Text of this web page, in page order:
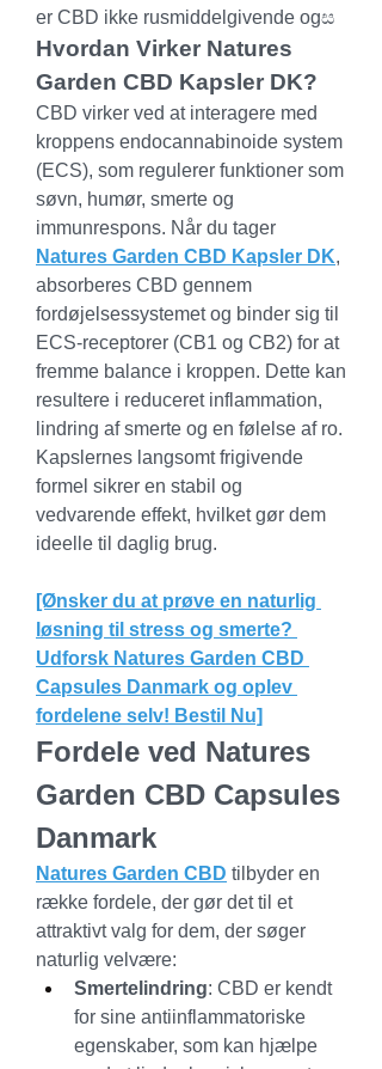
er CBD ikke rusmiddelgivende ogස‍‍‍‍‍‍‍‍‍‍‍‍‍‍‍‍‍‍‍‍‍‍‍‍‍‍‍‍‍‍‍‍‍‍‍‍‍‍‍‍‍‍‍‍‍‍‍‍‍‍‍‍‍‍‍‍‍‍‍‍‍‍‍‍‍‍‍‍‍‍‍‍‍‍‍‍‍‍‍‍‍‍‍‍‍‍‍‍‍‍‍‍‍‍‍‍‍‍‍‍‍‍‍‍‍‍‍‍‍‍‍‍‍‍‍‍‍‍‍‍‍‍‍‍‍‍‍‍‍‍‍‍‍‍‍‍‍‍‍‍‍‍‍‍‍‍‍‍‍‍‍‍‍‍‍‍‍‍‍‍‍‍‍‍‍‍‍‍‍‍‍‍‍‍‍‍‍‍‍‍‍‍‍‍‍‍‍‍‍‍‍‍‍‍‍‍‍‍‍‍‍‍‍‍‍‍‍‍‍‍‍‍‍‍‍‍‍‍‍‍‍‍‍‍‍‍‍‍‍‍‍‍‍‍‍‍‍‍‍‍‍‍‍‍‍‍‍‍‍‍‍‍‍‍‍‍‍‍‍‍‍‍‍‍‍‍‍‍‍‍‍‍‍‍‍‍‍‍‍‍‍‍‍‍‍‍‍‍‍‍‍‍‍‍‍‍‍‍‍‍‍‍‍‍‍‍‍‍‍‍‍‍‍‍‍‍‍‍‍‍‍‍‍‍‍‍‍‍‍‍‍‍‍‍‍‍‍‍‍‍‍‍‍‍‍‍‍‍‍‍‍‍‍‍‍‍‍‍‍‍‍‍‍‍‍‍‍‍‍‍‍‍‍‍‍‍‍‍‍‍‍‍‍‍‍‍‍‍‍‍‍‍‍‍‍‍‍‍‍‍‍‍‍‍‍‍‍‍‍‍‍‍‍‍‍‍‍‍‍‍‍‍‍‍‍‍‍‍‍‍‍‍‍‍‍‍‍‍‍‍‍‍‍‍‍‍‍‍‍‍‍‍‍‍‍‍‍‍‍‍‍‍‍‍‍‍‍‍‍‍‍‍‍‍‍‍‍‍‍‍‍‍‍‍‍‍‍‍‍‍‍‍‍‍‍‍‍‍‍‍‍‍‍‍‍‍‍‍‍‍‍‍‍‍‍‍‍‍‍‍‍‍‍‍‍‍‍‍‍‍‍‍‍‍‍‍‍‍‍‍‍‍‍‍‍‍‍‍‍‍‍‍‍‍‍‍‍‍‍‍‍‍‍‍‍‍‍‍‍‍‍‍‍‍‍‍‍‍‍‍‍‍‍‍‍‍‍‍‍‍‍‍‍‍‍‍‍‍‍‍‍‍‍‍‍‍‍‍‍‍‍‍‍‍‍‍‍‍‍‍‍‍‍‍‍‍‍‍‍‍‍‍‍‍‍‍‍‍‍‍‍‍‍‍‍‍‍‍‍‍‍‍‍‍‍‍‍‍‍‍‍‍‍‍‍‍‍‍‍‍‍‍‍‍‍‍‍‍‍‍‍‍‍‍‍‍‍‍‍‍‍‍‍‍‍‍‍‍‍‍‍‍‍‍‍‍‍‍‍‍‍‍‍‍‍‍‍‍‍‍‍‍‍‍‍‍‍‍‍‍‍‍‍‍‍‍‍‍‍‍‍‍‍‍‍‍‍‍‍‍‍‍‍‍‍‍‍‍‍‍‍‍‍‍‍‍‍‍‍‍‍‍‍‍‍‍‍‍‍‍‍‍‍‍‍‍‍‍‍‍‍‍‍‍‍‍‍‍‍‍‍‍‍‍‍‍‍‍‍‍‍‍‍‍‍‍‍‍‍‍‍‍‍‍‍‍‍‍‍‍‍‍‍‍‍‍‍‍‍‍‍‍‍‍‍‍‍‍‍‍‍‍‍‍‍‍‍‍‍‍‍‍‍‍‍‍‍‍‍‍‍‍‍‍‍‍‍‍‍‍‍‍‍‍‍‍‍‍‍‍‍‍‍‍‍‍‍‍‍‍‍‍‍‍‍‍‍‍‍‍‍‍‍‍‍‍‍‍‍‍‍‍‍‍‍‍‍‍‍‍‍‍‍‍‍‍‍‍‍‍‍‍‍‍‍‍‍‍‍‍‍‍‍‍‍‍‍‍‍‍‍‍‍‍‍‍‍‍‍‍‍‍‍‍‍‍‍‍‍‍‍‍‍‍‍‍‍‍‍‍‍‍‍‍‍‍‍‍‍‍‍‍‍‍‍‍‍‍‍‍‍‍‍‍‍‍‍‍‍‍‍‍‍‍‍‍‍‍‍‍‍‍‍‍‍‍‍‍‍‍‍‍‍‍‍‍‍‍‍‍‍‍‍‍‍‍‍‍‍‍‍‍‍‍‍‍‍‍‍‍‍‍‍‍‍‍‍‍‍‍‍‍‍‍‍‍‍‍‍‍‍‍‍‍‍‍‍‍‍‍‍‍‍‍‍‍‍‍‍‍‍‍‍‍‍‍‍‍‍‍‍‍‍‍‍‍‍‍‍‍‍‍‍‍‍‍‍‍‍‍‍‍‍‍‍‍‍‍‍‍‍‍‍‍‍‍‍‍‍‍‍‍‍‍‍‍‍‍‍‍‍‍‍‍‍‍‍‍‍‍‍‍‍‍‍‍‍‍‍‍‍‍‍‍‍‍‍‍‍‍‍‍‍‍‍‍‍‍‍‍‍‍‍‍‍‍‍‍‍‍‍‍‍‍‍‍‍‍‍‍‍‍‍‍‍‍‍‍‍‍‍‍‍‍‍‍‍‍‍‍‍‍‍‍‍‍‍‍‍‍‍‍‍‍‍‍‍‍‍‍‍‍‍‍‍‍‍‍‍‍‍‍‍‍‍‍‍‍‍‍‍‍‍‍‍‍‍‍‍‍‍‍‍‍‍‍‍‍‍‍‍‍‍‍‍‍‍‍‍‍‍‍‍‍‍‍‍‍‍‍‍‍‍‍‍‍‍‍‍‍‍‍‍‍‍‍‍‍‍‍‍‍‍‍‍‍‍‍‍‍‍‍‍‍‍‍‍‍‍‍‍‍‍‍‍‍‍‍‍‍‍‍‍‍‍‍‍‍‍‍‍‍‍‍‍‍‍‍‍‍‍‍‍‍‍‍‍‍‍‍‍‍‍‍‍‍‍‍‍‍‍‍‍‍‍‍‍‍‍‍‍‍‍‍‍‍‍‍‍‍‍‍‍‍‍‍‍‍‍‍‍‍‍‍‍‍‍‍‍‍‍‍‍‍‍‍‍‍‍‍‍‍‍‍‍‍‍‍‍‍‍‍‍‍‍‍‍‍‍‍‍‍‍‍‍‍‍‍‍‍‍‍‍‍‍‍‍‍‍‍‍‍‍‍‍‍‍‍‍‍‍‍‍‍‍‍‍‍‍‍‍‍‍‍‍‍‍‍‍‍‍‍‍‍‍‍‍‍‍‍‍‍‍‍‍‍‍‍‍‍‍‍‍‍‍‍‍‍‍‍‍‍‍‍‍‍‍‍‍‍‍‍‍‍‍‍‍‍‍‍‍‍‍‍‍‍‍‍‍‍‍‍‍‍‍‍‍‍‍‍‍‍‍‍‍‍‍‍‍‍‍‍‍‍‍‍‍‍‍‍‍‍‍‍‍‍‍‍‍‍‍‍‍‍‍‍‍‍‍‍‍‍‍‍‍‍‍‍‍‍‍‍‍‍‍‍‍‍‍‍‍‍‍‍‍‍‍‍‍‍‍‍‍‍‍‍‍‍‍‍‍‍‍‍‍‍‍‍‍‍‍‍‍‍‍‍‍‍‍‍‍‍‍‍‍‍‍‍‍‍‍‍‍‍‍‍‍‍‍‍‍‍‍‍‍‍‍‍‍‍‍‍‍‍‍‍‍‍‍‍‍‍‍‍‍‍‍‍‍‍‍‍‍‍‍‍‍‍‍‍‍‍‍‍‍‍‍‍‍‍‍‍‍‍‍‍‍‍‍‍‍‍‍‍‍‍‍‍‍‍‍‍‍‍‍‍‍‍‍‍‍‍‍‍‍‍‍‍‍‍‍‍‍‍‍‍‍‍‍‍‍‍‍‍‍‍‍‍‍‍‍‍‍‍‍‍‍‍‍‍‍‍‍‍‍‍‍‍‍‍‍‍‍‍‍‍‍‍‍‍‍‍‍‍‍‍‍‍‍‍‍‍‍‍‍‍‍‍‍‍‍‍‍‍‍‍‍‍‍‍‍‍‍‍‍‍‍‍‍‍‍‍‍‍‍‍‍‍‍‍‍‍‍‍‍‍‍‍‍‍‍‍‍‍‍‍‍‍‍‍‍‍‍‍‍‍‍‍‍‍‍‍‍‍‍‍‍‍‍‍‍‍‍‍‍‍‍‍‍‍‍‍‍‍‍‍‍‍‍‍‍‍‍‍‍‍‍‬
Hvordan Virker Natures
Garden CBD Kapsler DK?
CBD virker ved at interagere med
kroppens endocannabinoide system
(ECS), som regulerer funktioner som
søvn, humør, smerte og
Natures Garden CBD Kapsler DK,
absorberes CBD gennem
fordøjelsessystemet og binder sig til
ECS-receptorer (CB1 og CB2) for at
fremme balance i kroppen. Dette kan
resultere i reduceret inflammation,
lindring af smerte og en følelse af ro.
Kapslernes langsomt frigivende
formel sikrer en stabil og
vedvarende effekt, hvilket gør dem
ideelle til daglig brug.
[Ønsker du at prøve en naturlig
løsning til stress og smerte?
Udforsk Natures Garden CBD
Capsules Danmark og oplev
fordelene selv! Bestil Nu]
Fordele ved Natures
Garden CBD Capsules
Danmark
Natures Garden CBD tilbyder en
række fordele, der gør det til et
attraktivt valg for dem, der søger
naturlig velvære:
Smertelindring: CBD er kendt
for sine antiinflammatoriske
egenskaber, som kan hjælpe